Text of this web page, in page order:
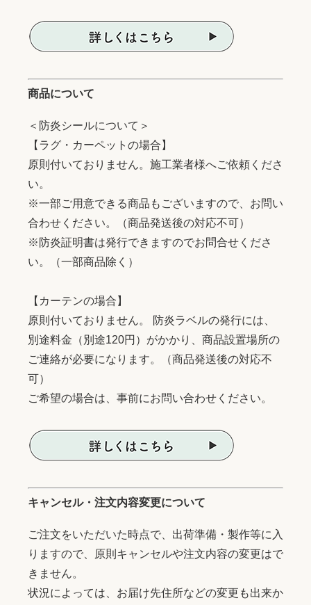
商品について
＜防炎シールについて＞
【ラグ・カーペットの場合】
原則付いておりません。施工業者様へご依頼くださ
い。
※一部ご用意できる商品もございますので、お問い
合わせください。（商品発送後の対応不可）
※防炎証明書は発行できますのでお問合せくださ
い。（一部商品除く）
【カーテンの場合】
原則付いておりません。 防炎ラベルの発行には、
別途料金（別途120円）がかかり、商品設置場所の
ご連絡が必要になります。（商品発送後の対応不
可）
ご希望の場合は、事前にお問い合わせください。
キャンセル・注文内容変更について
ご注文をいただいた時点で、出荷準備・製作等に入
りますので、原則キャンセルや注文内容の変更はで
きません。
状況によっては、お届け先住所などの変更も出来か